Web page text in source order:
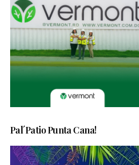
Pal´Patio Punta Cana!